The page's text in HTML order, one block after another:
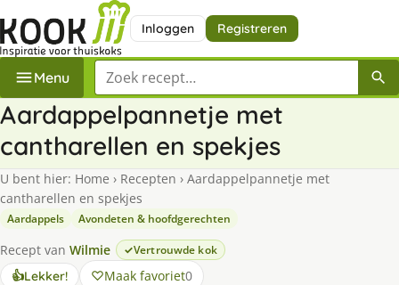
Inloggen Registreren
Menu Zoek een recept
Aardappelpannetje met
cantharellen en spekjes
U bent hier: Home › Recepten › Aardappelpannetje met
cantharellen en spekjes
Aardappels Avondeten & hoofdgerechten
Recept van Wilmie Vertrouwde kok
👍Lekker! Maak favoriet0